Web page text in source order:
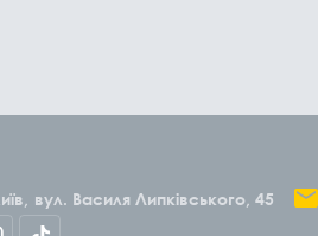
вул. Василя Липківського, 45